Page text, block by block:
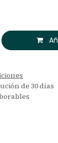
de 30 días